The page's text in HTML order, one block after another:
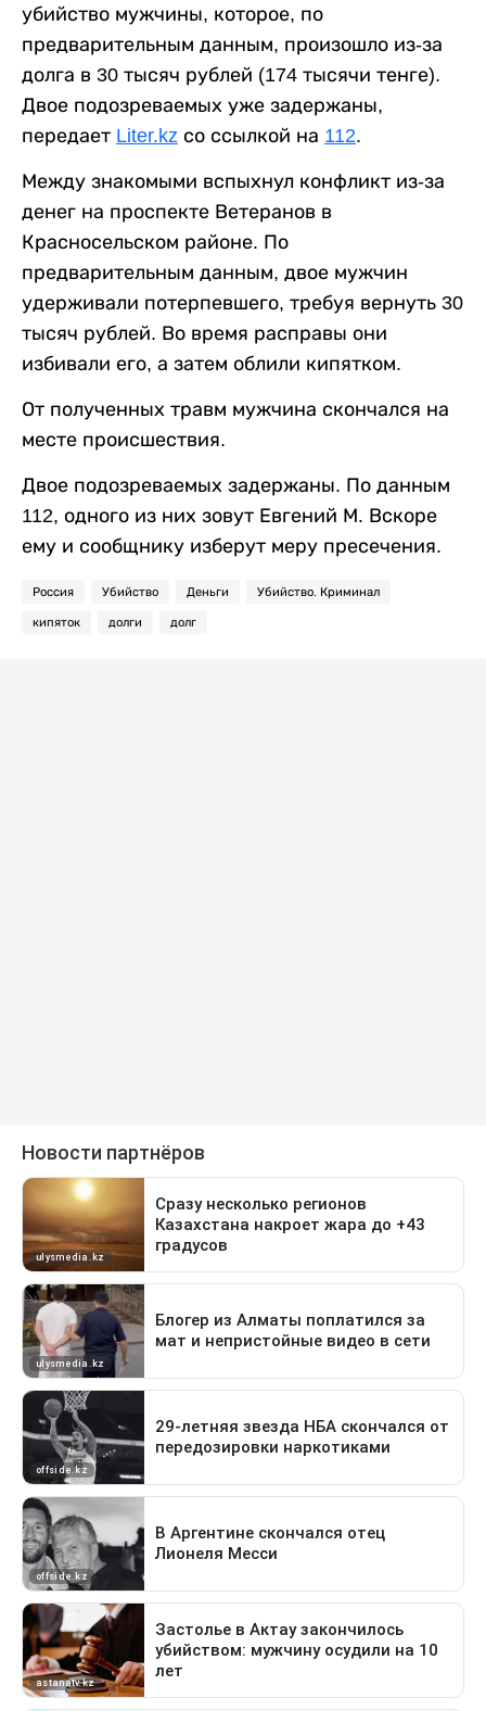
убийство мужчины, которое, по
предварительным данным, произошло из-за
долга в 30 тысяч рублей (174 тысячи тенге).
Двое подозреваемых уже задержаны,
передает Liter.kz со ссылкой на 112.
Между знакомыми вспыхнул конфликт из-за
денег на проспекте Ветеранов в
Красносельском районе. По
предварительным данным, двое мужчин
удерживали потерпевшего, требуя вернуть 30
тысяч рублей. Во время расправы они
избивали его, а затем облили кипятком.
От полученных травм мужчина скончался на
месте происшествия.
Двое подозреваемых задержаны. По данным
112, одного из них зовут Евгений М. Вскоре
ему и сообщнику изберут меру пресечения.
Россия Убийство Деньги Убийство. Криминал
кипяток долги долг